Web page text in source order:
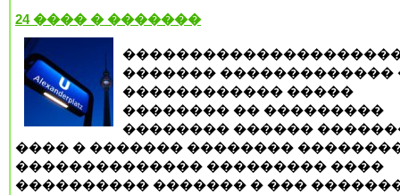
24 ���� � �������
������� �������������
������������ �����
�������� �� ���������
�������� ������
���� � ������� ��������
�������������� ��������� ����
���������� ������� � ���